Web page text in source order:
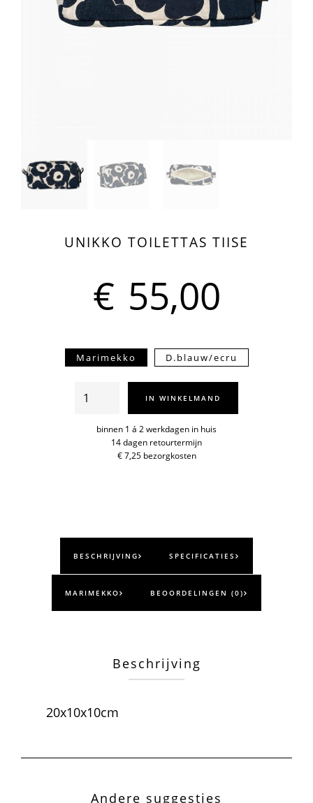
UNIKKO TOILETTAS TIISE
€ 55,00
Marimekko D.blauw/ecru
Unikko
Tiise
IN WINKELMAND
binnen 1 á 2 werkdagen in huis
14 dagen retourtermijn
€ 7,25 bezorgkosten
BESCHRIJVING SPECIFICATIES
MARIMEKKO BEOORDELINGEN (0)
Beschrijving
20x10x10cm
Andere suggesties